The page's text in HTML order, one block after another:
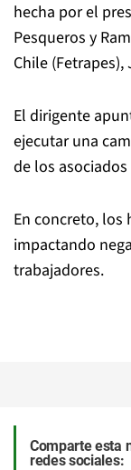
hecha por el
Pesqueros y
Chile
El dirigente
ejecutar una
de los
En concreto, los
impactando
trabajadores.
Comparte esta
redes sociales: